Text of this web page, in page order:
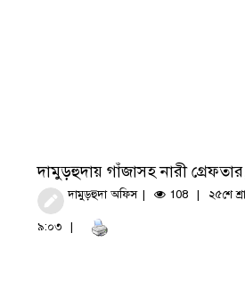
দামুড়হুদায় গাঁজাসহ নারী
দামুড়হুদা অফিস 108 ২৫শে
৯:০৩